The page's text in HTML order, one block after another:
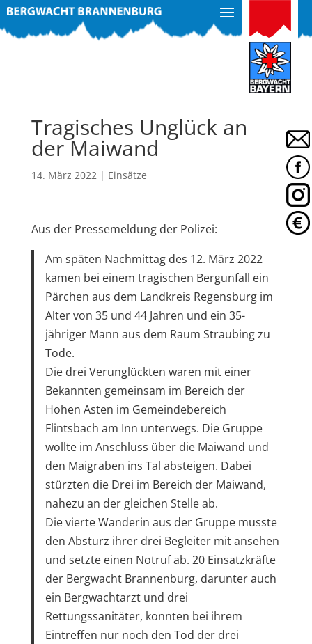
Tragisches Unglück an
der Maiwand
14. März 2022| Einsätze
Aus der Pressemeldung der Polizei:
Am späten Nachmittag des 12. März 2022
kamen bei einem tragischen Bergunfall ein
Pärchen aus dem Landkreis Regensburg im
Alter von 35 und 44 Jahren und ein 35-
jähriger Mann aus dem Raum Straubing zu
Tode.
Die drei Verunglückten waren mit einer
Bekannten gemeinsam im Bereich der
Hohen Asten im Gemeindebereich
Flintsbach am Inn unterwegs. Die Gruppe
wollte im Anschluss über die Maiwand und
den Maigraben ins Tal absteigen. Dabei
stürzten die Drei im Bereich der Maiwand,
nahezu an der gleichen Stelle ab.
Die vierte Wanderin aus der Gruppe musste
den Absturz ihrer drei Begleiter mit ansehen
und setzte einen Notruf ab. 20 Einsatzkräfte
der Bergwacht Brannenburg, darunter auch
ein Bergwachtarzt und drei
Rettungssanitäter, konnten bei ihrem
Eintreffen nur noch den Tod der drei